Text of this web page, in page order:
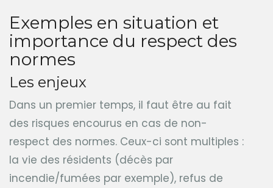
Exemples en situation et
importance du respect des
normes
Les enjeux
Dans un premier temps, il faut être au fait
des risques encourus en cas de non-
respect des normes. Ceux-ci sont multiples :
la vie des résidents (décès par
incendie/fumées par exemple), refus de